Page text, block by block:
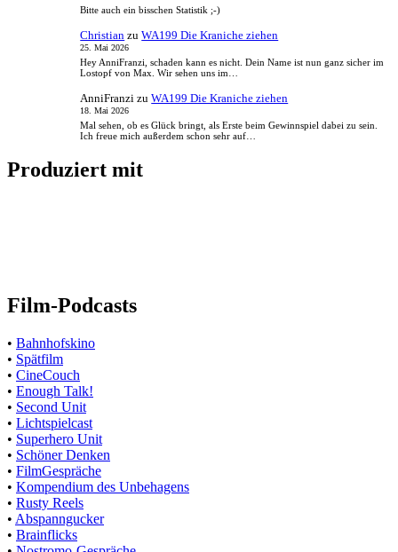
Bitte auch ein bisschen Statistik ;-)
Christian zuWA199 Die Kraniche ziehen
25. Mai 2026
Hey AnniFranzi, schaden kann es nicht. Dein Name ist nun ganz sicher im
Lostopf von Max. Wir sehen uns im…
AnniFranzi zuWA199 Die Kraniche ziehen
18. Mai 2026
Mal sehen, ob es Glück bringt, als Erste beim Gewinnspiel dabei zu sein.
Ich freue mich außerdem schon sehr auf…
Produziert mit
Film-Podcasts
• Bahnhofskino
• Spätfilm
• CineCouch
• Enough Talk!
• Second Unit
• Lichtspielcast
• Superhero Unit
• Schöner Denken
• FilmGespräche
• Kompendium des Unbehagens
• Rusty Reels
• Abspanngucker
• Brainflicks